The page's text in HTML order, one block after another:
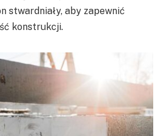
stwardniały, aby zapewnić
konstrukcji.